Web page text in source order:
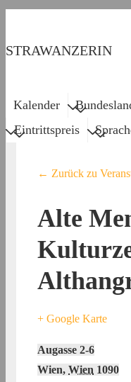
Inhalt
STRAWANZERIN
Main
Kalender
Eintrittspreis
← Zurück zu
Alte
+ Google Karte
Augasse 2-6
Wien, Wien 1090